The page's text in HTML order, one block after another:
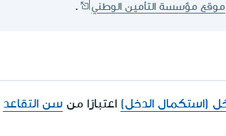
موقع مؤسسة التأمين الوطني .
(استكمال الدخل) اعتبارًا من سن التقاعد